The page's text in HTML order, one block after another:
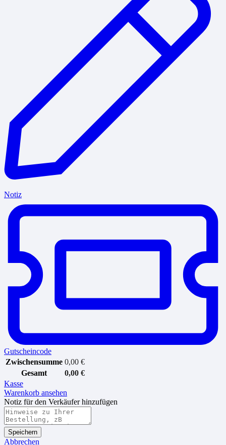
Notiz
Gutscheincode
Zwischensumme 0,00 €
Gesamt
0,00 €
Kasse
Warenkorb ansehen
Notiz für den Verkäufer hinzufügen
Speichern
Abbrechen